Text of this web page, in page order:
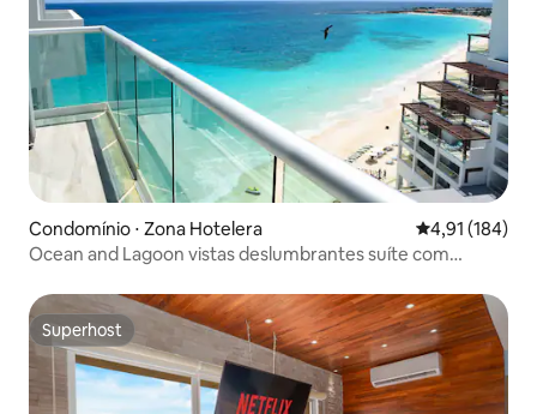
Condomínio ⋅ Zona Hotelera 4,91 de uma
4,91 (184)
Ocean and Lagoon vistas deslumbrantes suíte com
Superhost
Superhost